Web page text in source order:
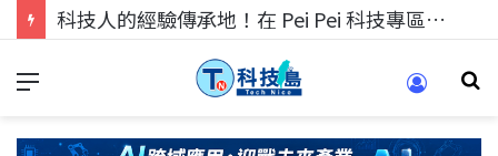
科技人的經驗傳承地！在 Pei Pei 科技專區，與學弟妹交流最硬核的技術